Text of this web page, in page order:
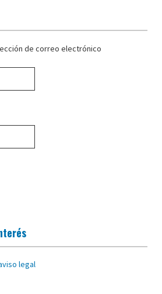
de correo electrónico
legal